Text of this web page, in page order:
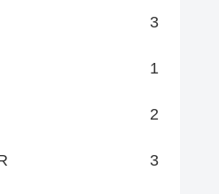
3
1
2
3